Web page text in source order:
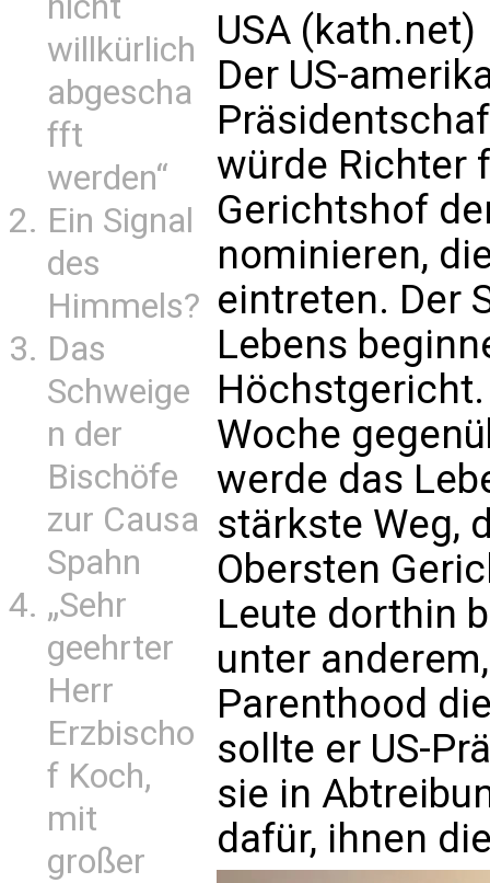
willkürlich
abgescha
fft
werden“
Ein Signal
des
Himmels?
Das
Schweige
n der
Bischöfe
zur Causa
Spahn
„Sehr
geehrter
Herr
Erzbischo
f Koch,
mit
großer
USA (kath.net)
Der US-
würde Richter
Gerichtshof
nominieren,
eintreten. Der
Lebens
Woche
werde das
stärkste Weg,
Obersten
Leute dorthin
unter
Parenthood
sollte er US-
sie in
dafür, ihnen